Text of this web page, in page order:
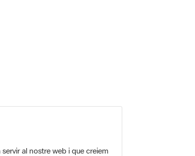
al nostre web i que creiem